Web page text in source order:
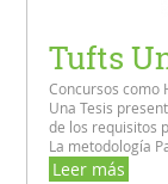
Tufts
Concursos como
Una Tesis
de los requisitos
La metodología
Leer más